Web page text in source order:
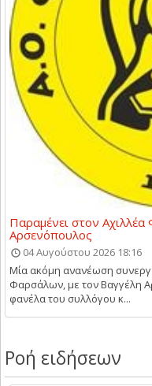
Παραμένει στον
Αρσενόπουλος
04 Αυγούστου 2026 18:16
Μία ακόμη ανανέωση
Φαρσάλων, με τον Βαγγέλη
φανέλα του συλλόγου κ...
Ροή ειδήσεων